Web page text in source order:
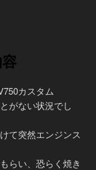
カスタム
がない状況でし
て突然エンジンス
らい、恐らく焼き